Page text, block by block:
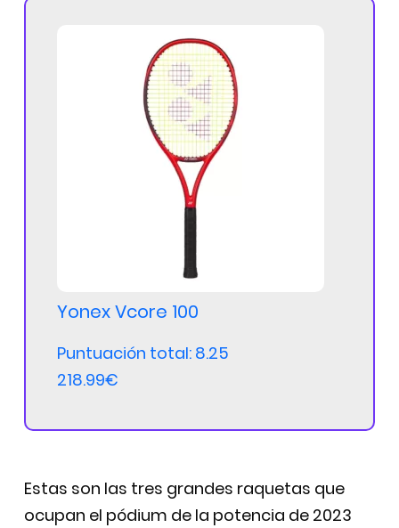
Yonex Vcore 100
Puntuación total: 8.25
218.99€
Estas son las tres grandes raquetas que
ocupan el pódium de la potencia de 2023